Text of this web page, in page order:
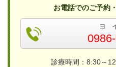
お電話でのご予約
ヨ
診療時間：8:30～